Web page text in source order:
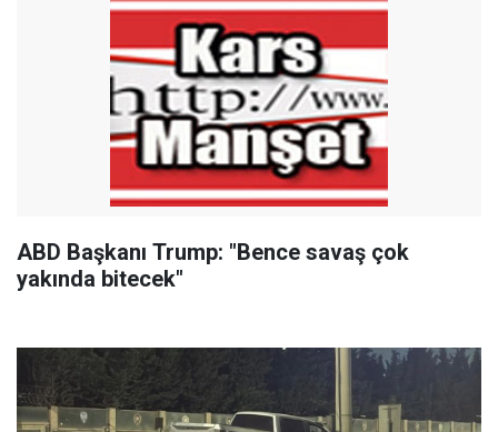
ABD Başkanı Trump: "Bence savaş çok
yakında bitecek"